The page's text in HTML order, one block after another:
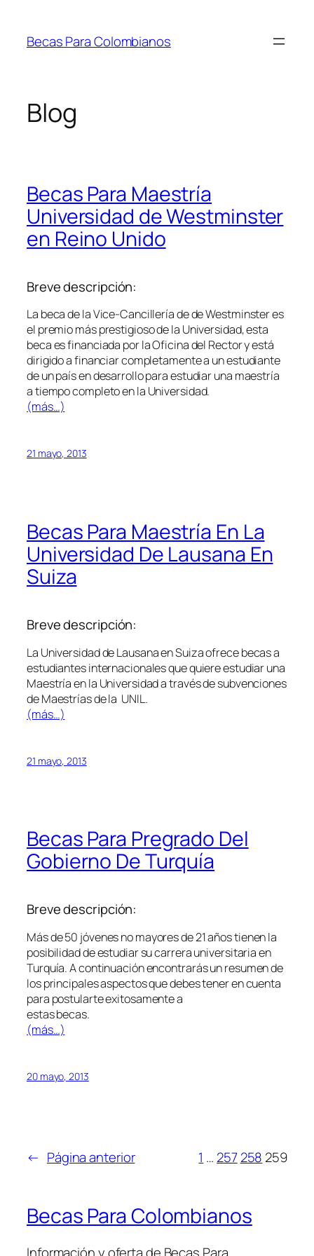
contenido
Becas Para Colombianos
Blog
Becas Para Maestría
Universidad de Westminster
en Reino Unido
Breve descripción:
La beca de la Vice-Cancillería de de Westminster es
el premio más prestigioso de la Universidad, esta
beca es financiada por la Oficina del Rector y está
dirigido a financiar completamente a un estudiante
de un país en desarrollo para estudiar una maestría
a tiempo completo en la Universidad.
(más…)
21 mayo, 2013
Becas Para Maestría En La
Universidad De Lausana En
Suiza
Breve descripción:
La Universidad de Lausana en Suiza ofrece becas a
estudiantes internacionales que quiere estudiar una
Maestría en la Universidad a través de subvenciones
de Maestrías de la UNIL.
(más…)
21 mayo, 2013
Becas Para Pregrado Del
Gobierno De Turquía
Breve descripción:
Más de 50 jóvenes no mayores de 21 años tienen la
posibilidad de estudiar su carrera universitaria en
Turquía. A continuación encontrarás un resumen de
los principales aspectos que debes tener en cuenta
para postularte exitosamente a
estas becas.
(más…)
20 mayo, 2013
← Página anterior 1 … 257 258 259
Becas Para Colombianos
Información y oferta de Becas Para